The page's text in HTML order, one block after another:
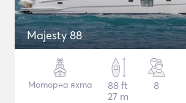
Majesty 88
Моторна яхта
88 ft
27 m
8